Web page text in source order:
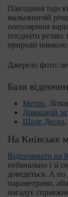
Півгодини їзди
мальовничій
популярним
поєднати релакс
природи навколо
Джерело фото:
Бази
Метро,
Домашній
Шале Десна
На Київське
Відпочивати на
небанально і зі
доведеться. А
параметрами,
нагадує